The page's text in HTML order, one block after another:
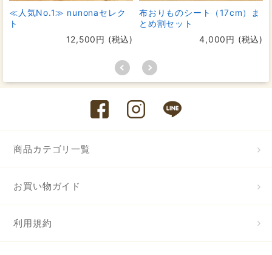
≪人気No.1≫ nunonaセレク
ト
12,500円 (税込)
布おりものシート（17cm）ま
とめ割セット
4,000円 (税込)
商品カテゴリ一覧
お買い物ガイド
利用規約